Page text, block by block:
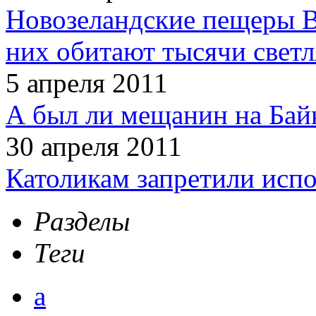
Новозеландские пещеры
них обитают тысячи
5 апреля 2011
А был ли мещанин на
30 апреля 2011
Католикам запретили
Разделы
Теги
а